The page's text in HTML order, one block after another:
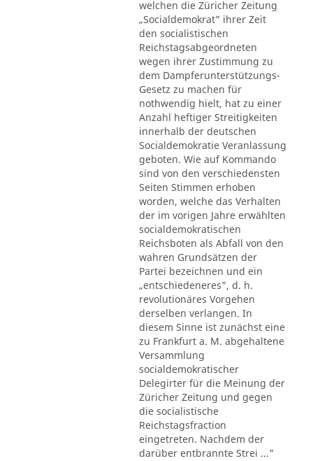
welchen die Züricher Zeitung
„Socialdemokrat" ihrer Zeit
den socialistischen
Reichstagsabgeordneten
wegen ihrer Zustimmung zu
dem Dampferunterstützungs-
Gesetz zu machen für
nothwendig hielt, hat zu einer
Anzahl heftiger Streitigkeiten
innerhalb der deutschen
Socialdemokratie Veranlassung
geboten. Wie auf Kommando
sind von den verschiedensten
Seiten Stimmen erhoben
worden, welche das Verhalten
der im vorigen Jahre erwählten
socialdemokratischen
Reichsboten als Abfall von den
wahren Grundsätzen der
Partei bezeichnen und ein
„entschiedeneres", d. h.
revolutionäres Vorgehen
derselben verlangen. In
diesem Sinne ist zunächst eine
zu Frankfurt a. M. abgehaltene
Versammlung
socialdemokratischer
Delegirter für die Meinung der
Züricher Zeitung und gegen
die socialistische
Reichstagsfraction
eingetreten. Nachdem der
darüber entbrannte Strei ..."